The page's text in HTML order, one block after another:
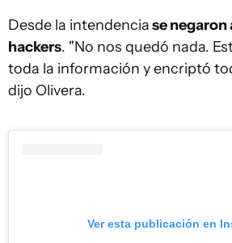
Desde la intendenciase negaron
hackers. "No nos quedó nada.
toda la información y encriptó
dijo Olivera.
Ver esta publicación en